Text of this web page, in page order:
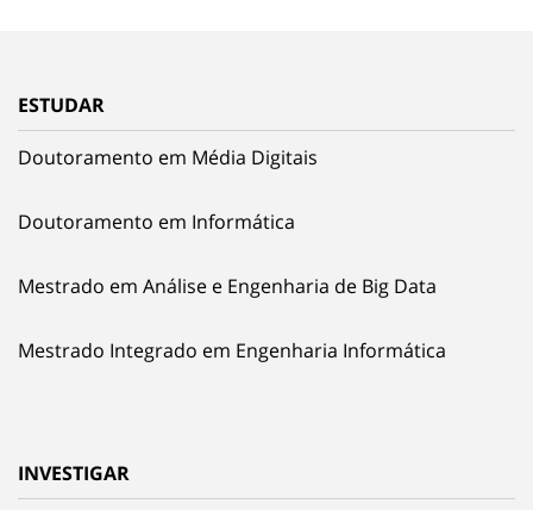
ESTUDAR
Doutoramento em Média Digitais
Doutoramento em Informática
Mestrado em Análise e Engenharia de Big Data
Mestrado Integrado em Engenharia Informática
INVESTIGAR